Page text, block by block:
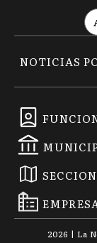
NOTICIAS
2026 | La